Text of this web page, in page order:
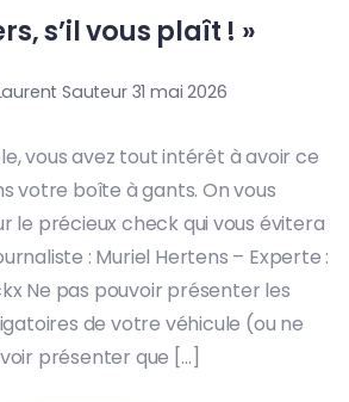
s’il vous plaît ! »
Sauteur 31 mai 2026
vous avez tout intérêt à avoir ce
votre boîte à gants. On vous
le précieux check qui vous évitera
: Muriel Hertens – Experte :
Ne pas pouvoir présenter les
de votre véhicule (ou ne
présenter que […]